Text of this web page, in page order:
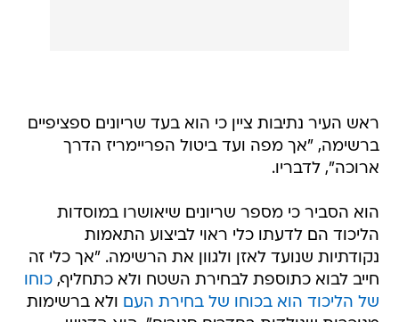
ראש העיר נתיבות ציין כי הוא בעד שריונים ספציפיים
ברשימה, "אך מפה ועד ביטול הפריימריז הדרך
ארוכה", לדבריו.
הוא הסביר כי מספר שריונים שיאושרו במוסדות
הליכוד הם לדעתו כלי ראוי לביצוע התאמות
נקודתיות שנועד לאזן ולגוון את הרשימה. "אך כלי זה
חייב לבוא כתוספת לבחירת השטח ולא כתחליף,כוחו
של הליכוד הוא בכוחו של בחירת העם ולא ברשימות